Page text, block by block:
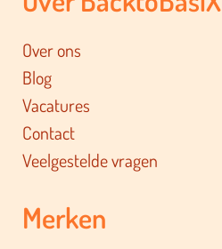
Over ons
Blog
Vacatures
Contact
Veelgestelde vragen
Merken